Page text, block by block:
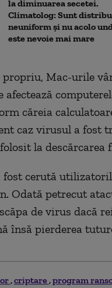
la diminuarea secetei.
Climatolog: Sunt
neuniform și nu acolo
este nevoie mai mare
propriu, Mac-urile
căreia
caz virusul a
la descărcarea
fost cerută
Odată petrecut
de virus dacă
însă pierderea
criptare program